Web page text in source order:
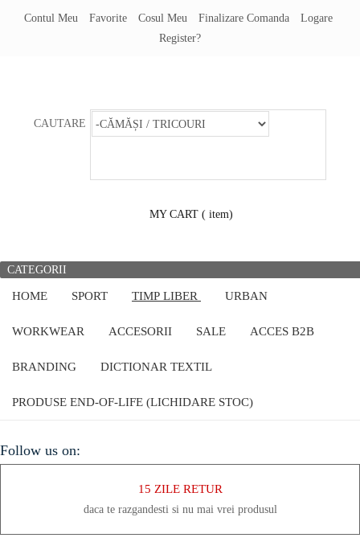
Contul Meu Favorite Cosul Meu Finalizare Comanda
Logare
Register?
CAUTARE
MY CART ( item)
CATEGORII
HOME SPORT TIMP LIBER URBAN
WORKWEAR ACCESORII SALE ACCES B2B
BRANDING DICTIONAR TEXTIL
PRODUSE END-OF-LIFE (LICHIDARE STOC)
Follow us on:
15 ZILE RETUR
daca te razgandesti si nu mai vrei produsul